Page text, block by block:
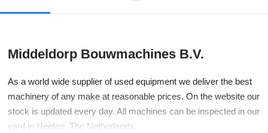
Middeldorp Bouwmachines B.V.
As a world wide supplier of used equipment we deliver the best
machinery of any make at reasonable prices. On the website our
stock is updated every day. All machines can be inspected in our
yard in Heeten, The Netherlands.